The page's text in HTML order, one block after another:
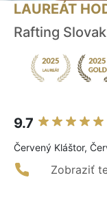
LAUREÁT
Rafting
9.7
Červený Kláštor,
Zobraziť